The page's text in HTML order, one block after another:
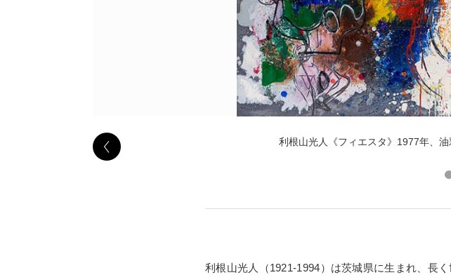
利根山光人《フィエスタ》1977年、
利根山光人（1921-1994）は茨城県に生まれ、長